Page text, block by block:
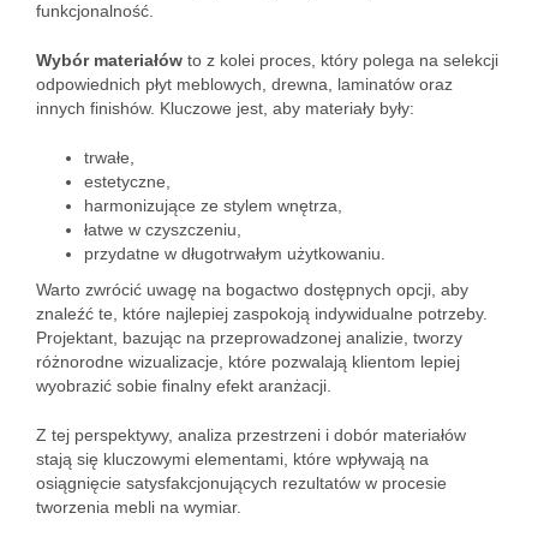
funkcjonalność.
Wybór materiałów to z kolei proces, który polega na selekcji
odpowiednich płyt meblowych, drewna, laminatów oraz
innych finishów. Kluczowe jest, aby materiały były:
trwałe,
estetyczne,
harmonizujące ze stylem wnętrza,
łatwe w czyszczeniu,
przydatne w długotrwałym użytkowaniu.
Warto zwrócić uwagę na bogactwo dostępnych opcji, aby
znaleźć te, które najlepiej zaspokoją indywidualne potrzeby.
Projektant, bazując na przeprowadzonej analizie, tworzy
różnorodne wizualizacje, które pozwalają klientom lepiej
wyobrazić sobie finalny efekt aranżacji.
Z tej perspektywy, analiza przestrzeni i dobór materiałów
stają się kluczowymi elementami, które wpływają na
osiągnięcie satysfakcjonujących rezultatów w procesie
tworzenia mebli na wymiar.